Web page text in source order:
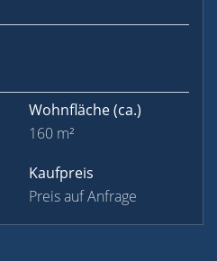
Wohnfläche(ca.)
160 m²
Kaufpreis
Preis auf Anfrage